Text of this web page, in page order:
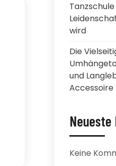
wird
Die
und
Accessoire
Keine